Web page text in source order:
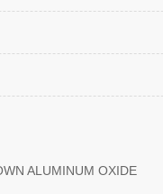
ALUMINUM OXIDE